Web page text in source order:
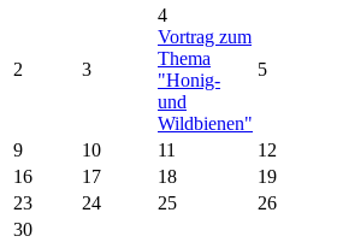
2 3
4
Vortrag zum
Thema
"Honig-
und
Wildbienen"
5
9 10 11 12
16
17 18 19
23
24 25 26
30